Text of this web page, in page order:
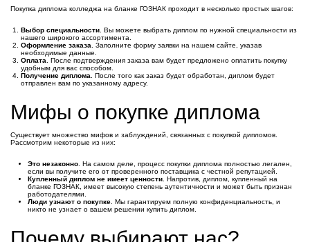
Покупка диплома колледжа на бланке ГОЗНАК проходит в несколько простых шагов:
Выбор специальности . Вы можете выбрать диплом по нужной специальности из
нашего широкого ассортимента.
Оформление заказа . Заполните форму заявки на нашем сайте, указав
необходимые данные.
Оплата . После подтверждения заказа вам будет предложено оплатить покупку
удобным для вас способом.
Получение диплома . После того как заказ будет обработан, диплом будет
отправлен вам по указанному адресу.
Мифы о покупке диплома
Существует множество мифов и заблуждений, связанных с покупкой дипломов.
Рассмотрим некоторые из них:
Это незаконно . На самом деле, процесс покупки диплома полностью легален,
если вы получите его от проверенного поставщика с честной репутацией.
Купленный диплом не имеет ценности . Напротив, диплом, купленный на
бланке ГОЗНАК, имеет высокую степень аутентичности и может быть признан
работодателями.
Люди узнают о покупке . Мы гарантируем полную конфиденциальность, и
никто не узнает о вашем решении купить диплом.